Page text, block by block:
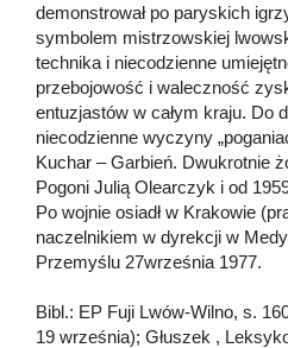
demonstrował po paryskich
symbolem mistrzowskiej
technika i niecodzienne
przebojowość i waleczność
entuzjastów w całym kraju. Do
niecodzienne wyczyny
Kuchar – Garbień. Dwukrotnie
Pogoni Julią Olearczyk i od
Po wojnie osiadł w Krakowie
naczelnikiem w dyrekcji w
Przemyślu 27września 1977.
Bibl.: EP Fuji Lwów-Wilno, s.
19 września); Głuszek ,